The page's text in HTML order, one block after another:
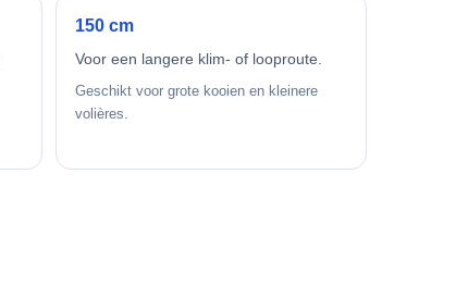
150 cm
Voor een langere klim- of looproute.
Geschikt voor grote kooien en kleinere
volières.